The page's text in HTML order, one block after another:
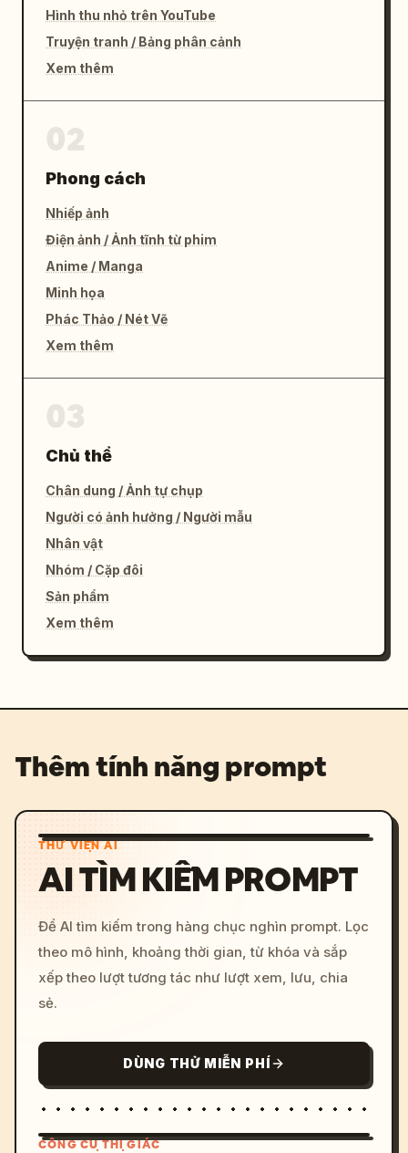
Hình thu nhỏ trên YouTube
Truyện tranh / Bảng phân cảnh
Xem thêm
Phong cách
Nhiếp ảnh
Điện ảnh / Ảnh tĩnh từ phim
Anime / Manga
Minh họa
Phác Thảo / Nét Vẽ
Xem thêm
Chủ thể
Chân dung / Ảnh tự chụp
Người có ảnh hưởng / Người mẫu
Nhân vật
Nhóm / Cặp đôi
Sản phẩm
Xem thêm
Thêm tính năng prompt
THƯ VIỆN AI
AI TÌM KIẾM PROMPT
Để AI tìm kiếm trong hàng chục nghìn prompt. Lọc
theo mô hình, khoảng thời gian, từ khóa và sắp
xếp theo lượt tương tác như lượt xem, lưu, chia
sẻ.
DÙNG THỬ MIỄN PHÍ
CÔNG CỤ THỊ GIÁC